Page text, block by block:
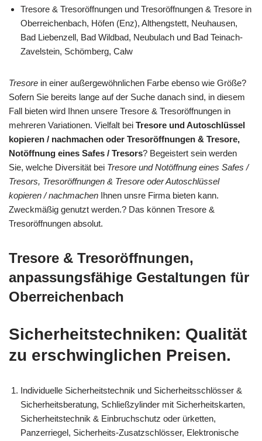
Tresore & Tresoröffnungen und Tresoröffnungen & Tresore in
Oberreichenbach, Höfen (Enz), Althengstett, Neuhausen,
Bad Liebenzell, Bad Wildbad, Neubulach und Bad Teinach-
Zavelstein, Schömberg, Calw
Tresore in einer außergewöhnlichen Farbe ebenso wie Größe?
Sofern Sie bereits lange auf der Suche danach sind, in diesem
Fall bieten wird Ihnen unsere Tresore & Tresoröffnungen in
mehreren Variationen. Vielfalt bei Tresore und Autoschlüssel
kopieren / nachmachen oder Tresoröffnungen & Tresore,
Notöffnung eines Safes / Tresors? Begeistert sein werden
Sie, welche Diversität bei Tresore und Notöffnung eines Safes /
Tresors, Tresoröffnungen & Tresore oder Autoschlüssel
kopieren / nachmachen Ihnen unsre Firma bieten kann.
Zweckmäßig genutzt werden.? Das können Tresore &
Tresoröffnungen absolut.
Tresore & Tresoröffnungen,
anpassungsfähige Gestaltungen für
Oberreichenbach
Sicherheitstechniken: Qualität
zu erschwinglichen Preisen.
Individuelle Sicherheitstechnik und Sicherheitsschlösser &
Sicherheitsberatung, Schließzylinder mit Sicherheitskarten,
Sicherheitstechnik & Einbruchschutz oder ürketten,
Panzerriegel, Sicherheits-Zusatzschlösser, Elektronische